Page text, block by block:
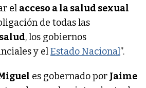
el acceso a la salud sexual
de todas las
, los gobiernos
y elEstado Nacional”.
es gobernado por Jaime